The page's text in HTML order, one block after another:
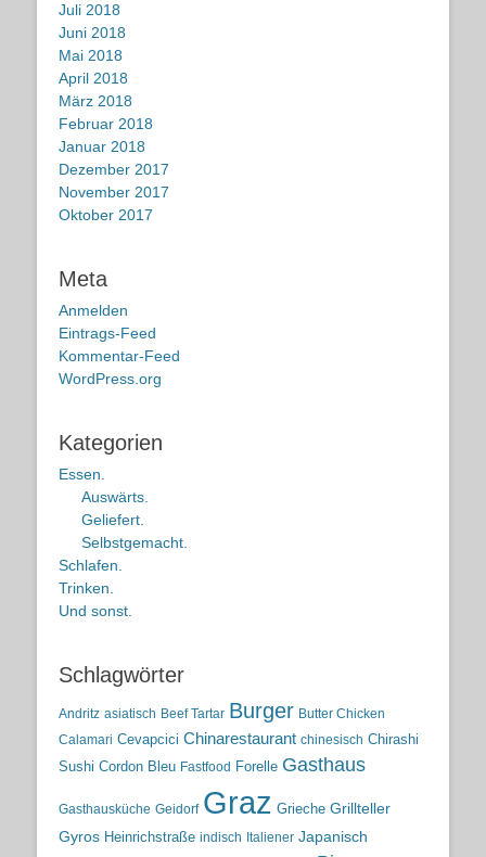
Juli 2018
Juni 2018
Mai 2018
April 2018
März 2018
Februar 2018
Januar 2018
Dezember 2017
November 2017
Oktober 2017
Meta
Anmelden
Eintrags-Feed
Kommentar-Feed
WordPress.org
Kategorien
Essen.
Auswärts.
Geliefert.
Selbstgemacht.
Schlafen.
Trinken.
Und sonst.
Schlagwörter
Andritz asiatisch Beef Tartar Burger Butter Chicken
Calamari Cevapcici Chinarestaurant chinesisch Chirashi
Sushi Cordon Bleu Fastfood Forelle Gasthaus
Gasthausküche Geidorf Graz Grieche Grillteller
Gyros Heinrichstraße indisch Italiener Japanisch